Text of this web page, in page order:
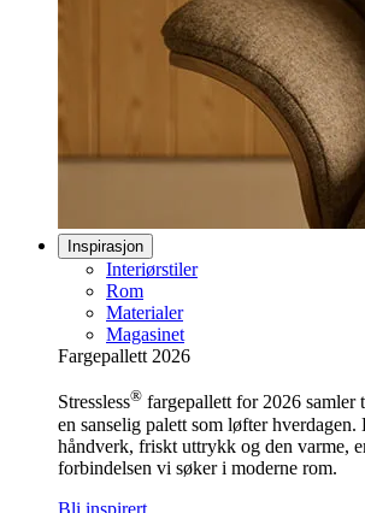
Inspirasjon
Interiørstiler
Rom
Materialer
Magasinet
Fargepallett 2026
Stressless® fargepallett for 2026 samler
en sanselig palett som løfter
håndverk, friskt uttrykk og den varme,
forbindelsen vi søker i moderne rom.
Bli inspirert